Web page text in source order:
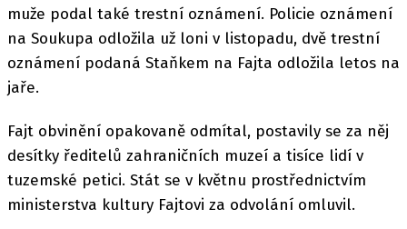
muže podal také trestní oznámení. Policie oznámení
na Soukupa odložila už loni v listopadu, dvě trestní
oznámení podaná Staňkem na Fajta odložila letos na
jaře.
Fajt obvinění opakovaně odmítal, postavily se za něj
desítky ředitelů zahraničních muzeí a tisíce lidí v
tuzemské petici. Stát se v květnu prostřednictvím
ministerstva kultury Fajtovi za odvolání omluvil.